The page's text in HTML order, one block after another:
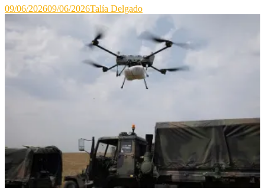
09/06/202609/06/2026Talía Delgado